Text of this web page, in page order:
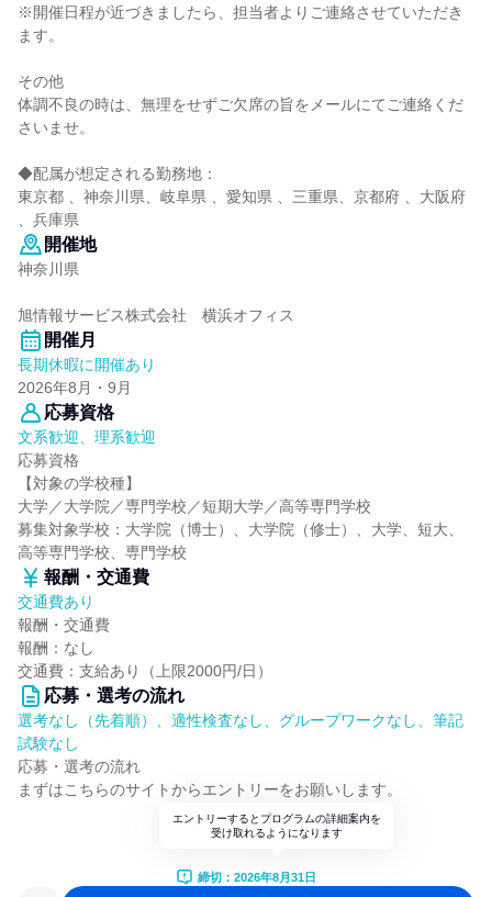
※開催日程が近づきましたら、担当者よりご連絡させていただき
ます。
その他
体調不良の時は、無理をせずご欠席の旨をメールにてご連絡くだ
さいませ。
◆配属が想定される勤務地：
東京都 、神奈川県、岐阜県 、愛知県 、三重県、京都府 、大阪府
、兵庫県
開催地
神奈川県
旭情報サービス株式会社 横浜オフィス
開催月
長期休暇に開催あり
2026年8月・9月
応募資格
文系歓迎、理系歓迎
応募資格
【対象の学校種】
大学／大学院／専門学校／短期大学／高等専門学校
募集対象学校：大学院（博士）、大学院（修士）、大学、短大、
高等専門学校、専門学校
報酬・交通費
交通費あり
報酬・交通費
報酬：なし
交通費：支給あり（上限2000円/日）
応募・選考の流れ
選考なし（先着順）、適性検査なし、グループワークなし、筆記
試験なし
応募・選考の流れ
まずはこちらのサイトからエントリーをお願いします。
エントリーするとプログラムの詳細案内を
受け取れるようになります
締切：2026年8月31日